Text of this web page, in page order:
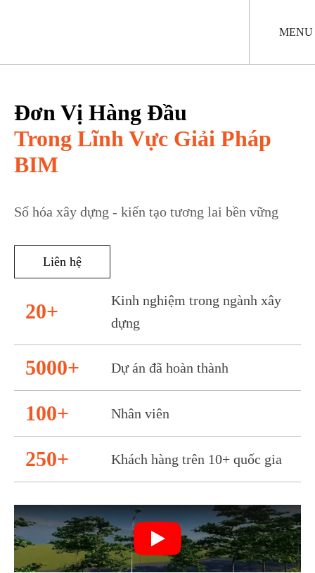
MENU
Đơn Vị Hàng Đầu
Trong Lĩnh Vực Giải Pháp
BIM
Số hóa xây dựng - kiến tạo tương lai bền vững
Liên hệ
20+
Kinh nghiệm trong ngành xây
dựng
5000+ Dự án đã hoàn thành
100+ Nhân viên
250+ Khách hàng trên 10+ quốc gia